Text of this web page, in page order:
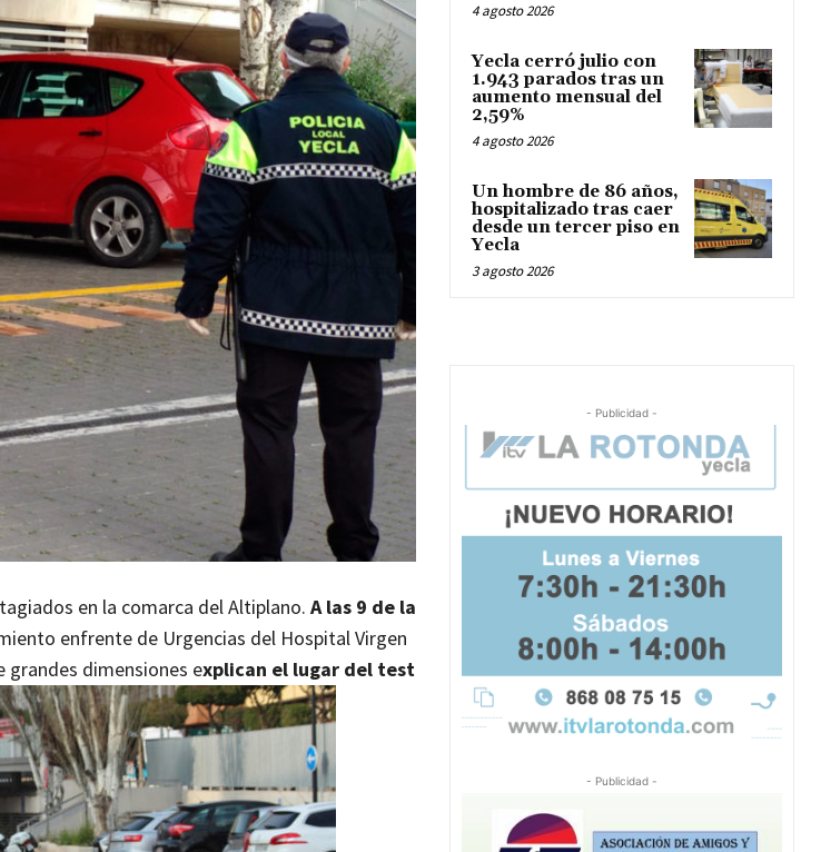
en la comarca del Altiplano. A las 9 de la
enfrente de Urgencias del Hospital Virgen
grandes dimensiones explican el lugar del test
4 agosto 2026
Yecla cerró julio con
1.943 parados tras un
aumento mensual del
2,59%
4 agosto 2026
Un hombre de 86 años,
hospitalizado tras caer
desde un tercer piso en
Yecla
3 agosto 2026
- Publicidad -
- Publicidad -